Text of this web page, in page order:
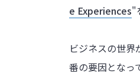
e Experiences"
ビジネスの世
番の要因となっ